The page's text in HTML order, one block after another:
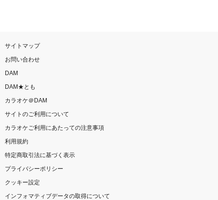
サイトマップ
お問い合わせ
DAM
DAM★とも
カラオケ＠DAM
サイトのご利用について
カラオケご利用にあたっての注意事項
利用規約
特定商取引法に基づく表示
プライバシーポリシー
クッキー設定
インフォマティブデータの取得について